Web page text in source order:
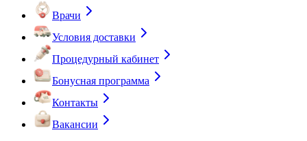
Врачи
Условия доставки
Процедурный кабинет
Бонусная программа
Контакты
Вакансии